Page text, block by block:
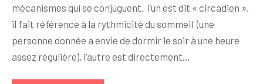
mécanismes qui se conjuguent, l’un est dit « circadien »,
il fait référence à la rythmicité du sommeil (une
personne donnée a envie de dormir le soir à une heure
assez régulière), l’autre est directement…